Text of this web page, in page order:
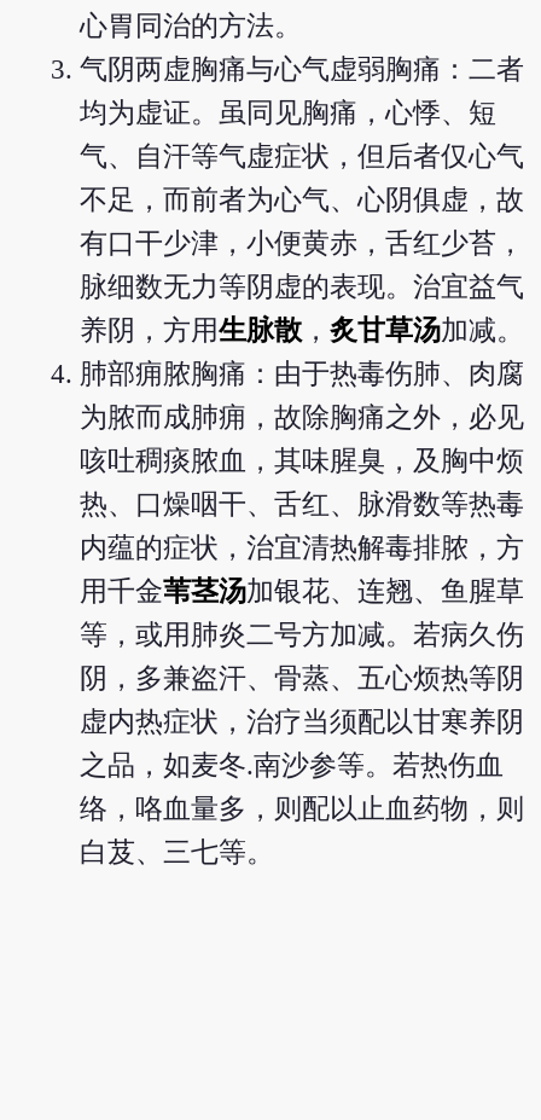
心胃同治的方法。
气阴两虚胸痛与心气虚弱胸痛：二者
均为虚证。虽同见胸痛，心悸、短
气、自汗等气虚症状，但后者仅心气
不足，而前者为心气、心阴俱虚，故
有口干少津，小便黄赤，舌红少苔，
脉细数无力等阴虚的表现。治宜益气
养阴，方用生脉散 ，炙甘草汤加减。
肺部痈脓胸痛：由于热毒伤肺、肉腐
为脓而成肺痈，故除胸痛之外，必见
咳吐稠痰脓血，其味腥臭，及胸中烦
热、口燥咽干、舌红、脉滑数等热毒
内蕴的症状，治宜清热解毒排脓，方
用千金苇茎汤加银花、连翘、鱼腥草
等，或用肺炎二号方加减。若病久伤
阴，多兼盗汗、骨蒸、五心烦热等阴
虚内热症状，治疗当须配以甘寒养阴
之品，如麦冬.南沙参等。若热伤血
络，咯血量多，则配以止血药物，则
白芨、三七等。